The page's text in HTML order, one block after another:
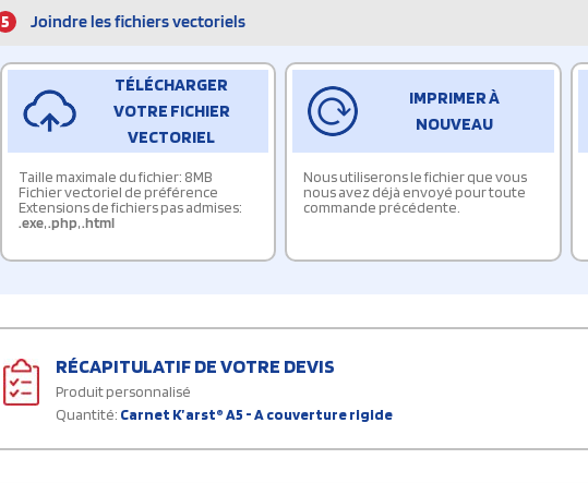
5 Joindre les fichiers vectoriels
TÉLÉCHARGER
VOTRE FICHIER
VECTORIEL
Taille maximale du fichier: 8MB
Fichier vectoriel de préférence
Extensions de fichiers pas admises:
.exe,.php,.html
IMPRIMER À
NOUVEAU
Nous utiliserons le fichier que vous
nous avez déjà envoyé pour toute
commande précédente.
RÉCAPITULATIF DE VOTRE DEVIS
Produit personnalisé
Quantité: Carnet K’arst® A5 - A couverture rigide